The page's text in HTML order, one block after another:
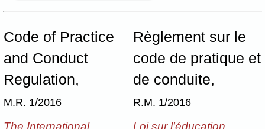
Code of Practice
and Conduct
Regulation,
M.R. 1/2016
Règlement sur le
code de pratique et
de conduite,
R.M. 1/2016
The International
Loi sur l'éducation